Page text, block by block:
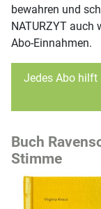
bewahren und
NATURZYT auch
Abo-Einnahmen.
Jedes Abo hilft
Buch
Stimme